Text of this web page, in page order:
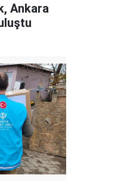
Ankara